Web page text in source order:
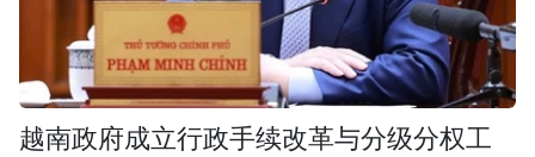
越南政府成立行政手续改革与分级分权工